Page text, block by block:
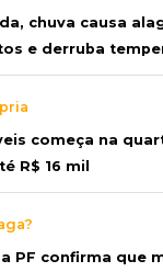
chuva causa
e derruba
começa na
R$ 16 mil
PF confirma que